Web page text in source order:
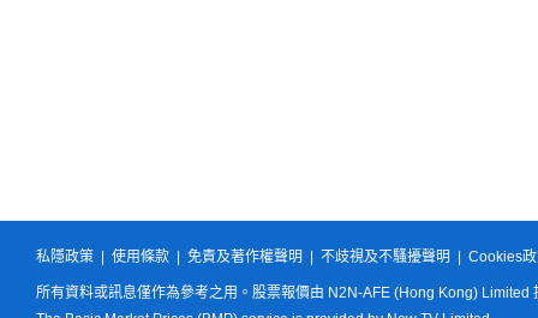
私隱政策 使用條款 免責及著作權聲明 不歧視及不騷擾聲明 Cookies
所有資料或訊息僅作為參考之用。股票報價由 N2N-AFE (Hong Kong) Limited